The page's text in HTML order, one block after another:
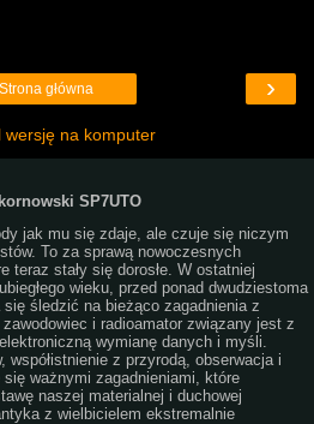
›
Strona główna
wersję na komputer
SP7UTO
jak mu się zdaje, ale czuje się niczym
To za sprawą nowoczesnych
teraz stały się dorosłe. W ostatniej
wieku, przed ponad dwudziestoma
się śledzić na bieżąco zagadnienia z
i radioamator związany jest z
wymianę danych i myśli.
współistnienie z przyrodą, obserwacja i
ważnymi zagadnieniami, które
naszej materialnej i duchowej
z wielbicielem ekstremalnie